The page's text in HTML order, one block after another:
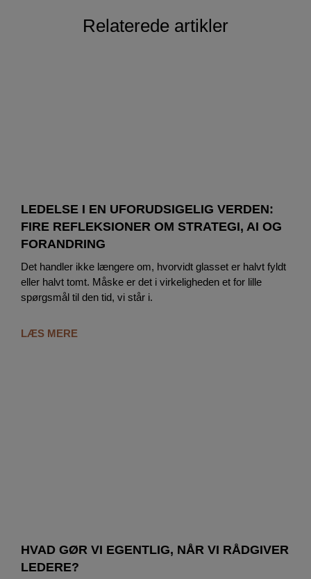
Relaterede artikler
LEDELSE I EN UFORUDSIGELIG VERDEN:
FIRE REFLEKSIONER OM STRATEGI, AI OG
FORANDRING
Det handler ikke længere om, hvorvidt glasset er halvt fyldt
eller halvt tomt. Måske er det i virkeligheden et for lille
spørgsmål til den tid, vi står i.
LÆS MERE
HVAD GØR VI EGENTLIG, NÅR VI RÅDGIVER
LEDERE?